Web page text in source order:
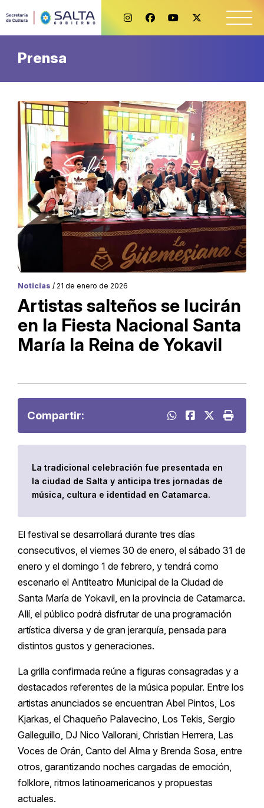
Prensa
Noticias / 21 de enero de 2026
Artistas salteños se lucirán
en la Fiesta Nacional Santa
María la Reina de Yokavil
Compartir:
La tradicional celebración fue presentada en
la ciudad de Salta y anticipa tres jornadas de
música, cultura e identidad en Catamarca.
El festival se desarrollará durante tres días
consecutivos, el viernes 30 de enero, el sábado 31 de
enero y el domingo 1 de febrero, y tendrá como
escenario el Antiteatro Municipal de la Ciudad de
Santa María de Yokavil, en la provincia de Catamarca.
Allí, el público podrá disfrutar de una programación
artística diversa y de gran jerarquía, pensada para
distintos gustos y generaciones.
La grilla confirmada reúne a figuras consagradas y a
destacados referentes de la música popular. Entre los
artistas anunciados se encuentran Abel Pintos, Los
Kjarkas, el Chaqueño Palavecino, Los Tekis, Sergio
Galleguillo, DJ Nico Vallorani, Christian Herrera, Las
Voces de Orán, Canto del Alma y Brenda Sosa, entre
otros, garantizando noches cargadas de emoción,
folklore, ritmos latinoamericanos y propuestas
actuales.